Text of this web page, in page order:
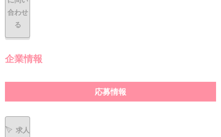
合わせ
る
企業情報
応募情報
求人